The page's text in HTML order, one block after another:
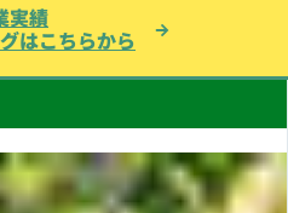
実績
はこちらから